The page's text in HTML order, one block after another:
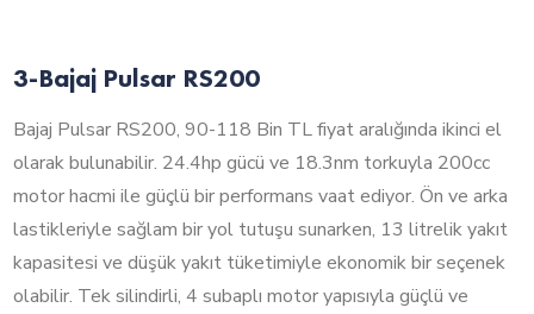
3-Bajaj Pulsar RS200
Bajaj Pulsar RS200, 90-118 Bin TL fiyat aralığında ikinci el
olarak bulunabilir. 24.4hp gücü ve 18.3nm torkuyla 200cc
motor hacmi ile güçlü bir performans vaat ediyor. Ön ve arka
lastikleriyle sağlam bir yol tutuşu sunarken, 13 litrelik yakıt
kapasitesi ve düşük yakıt tüketimiyle ekonomik bir seçenek
olabilir. Tek silindirli, 4 subaplı motor yapısıyla güçlü ve